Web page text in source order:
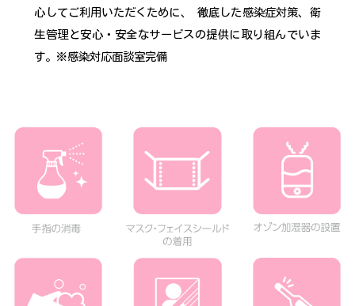
心してご利用いただくために、 徹底した 感染症対策、衛
生管理と安心・安全なサービスの提供に取り組んでいま
す。※感染対応面談室完備